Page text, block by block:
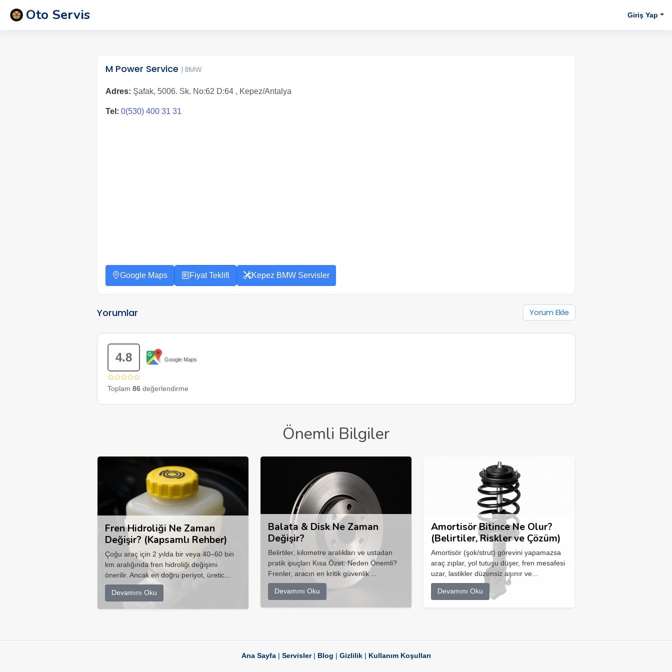
Oto Servis Giriş Yap
M Power Service | BMW
Adres: Şafak, 5006. Sk. No:62 D:64 , Kepez/Antalya
Tel: 0(530) 400 31 31
Google Maps Fiyat Teklifi Kepez BMW Servisler
Yorumlar Yorum Ekle
4.8 Google Maps
✩✩✩✩✩
Toplam 86değerlendirme
Önemli Bilgiler
Fren Hidroliği Ne Zaman
Değişir? (Kapsamlı Rehber)
Çoğu araç için 2 yılda bir veya 40–60 bin
km aralığında fren hidroliği değişimi
önerilir. Ancak en doğru periyot, üretic...
Devamını Oku
Balata & Disk Ne Zaman
Değişir?
Belirtiler, kilometre aralıkları ve ustadan
pratik ipuçları Kısa Özet: Neden Önemli?
Frenler, aracın en kritik güvenlik ...
Devamını Oku
Amortisör Bitince Ne Olur?
(Belirtiler, Riskler ve Çözüm)
Amortisör (şok/strut) görevini yapamazsa
araç zıplar, yol tutuşu düşer, fren mesafesi
uzar, lastikler düzensiz aşınır ve...
Devamını Oku
Ana Sayfa| Servisler| Blog | Gizlilik| Kullanım Koşulları